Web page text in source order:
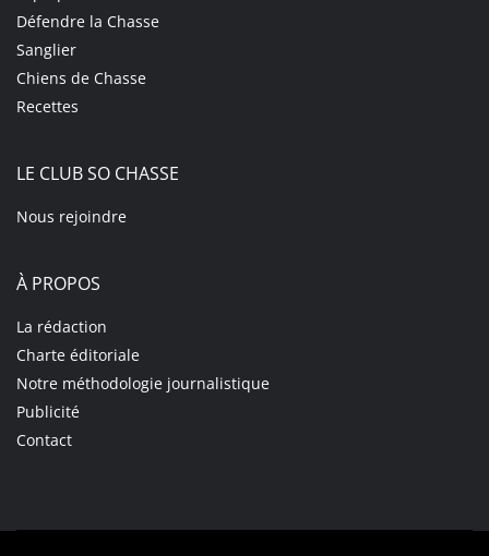
Défendre la Chasse
Sanglier
Chiens de Chasse
Recettes
LE CLUB SO CHASSE
Nous rejoindre
À PROPOS
La rédaction
Charte éditoriale
Notre méthodologie journalistique
Publicité
Contact